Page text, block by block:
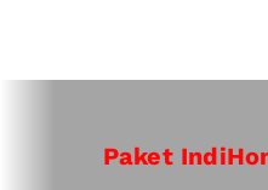
Paket